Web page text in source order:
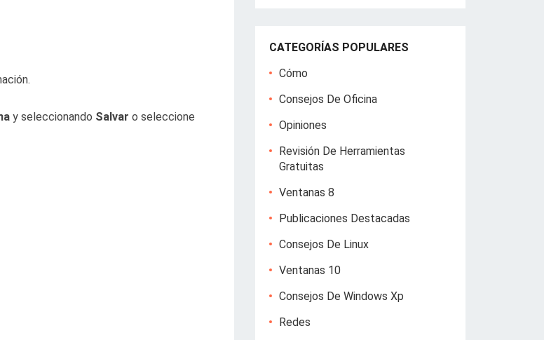
y seleccionando Salvar o seleccione
CATEGORÍAS POPULARES
Cómo
Consejos De Oficina
Opiniones
Revisión De Herramientas
Gratuitas
Ventanas 8
Publicaciones Destacadas
Consejos De Linux
Ventanas 10
Consejos De Windows Xp
Redes